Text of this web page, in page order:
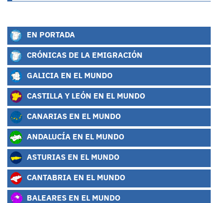
EN PORTADA
CRÓNICAS DE LA EMIGRACIÓN
GALICIA EN EL MUNDO
CASTILLA Y LEÓN EN EL MUNDO
CANARIAS EN EL MUNDO
ANDALUCÍA EN EL MUNDO
ASTURIAS EN EL MUNDO
CANTABRIA EN EL MUNDO
BALEARES EN EL MUNDO